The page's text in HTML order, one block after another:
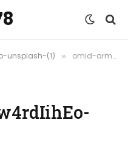
unsplash-(1) » omid-armin-B2w4rdIihEo-unsplash-(1)